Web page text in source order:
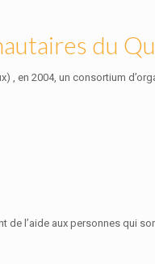
du
, en 2004, un consortium
l’aide aux personnes qui